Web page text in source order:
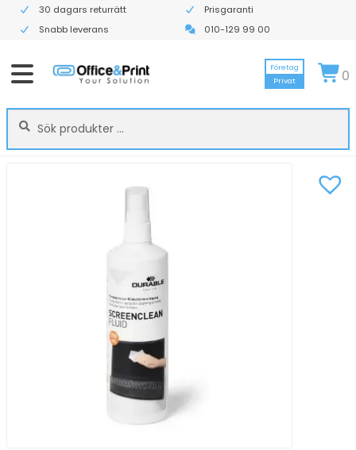
30 dagars returrätt
Prisgaranti
Snabb leverans
010-129 99 00
Sök
efter:
Sök
Företag
Privat
0